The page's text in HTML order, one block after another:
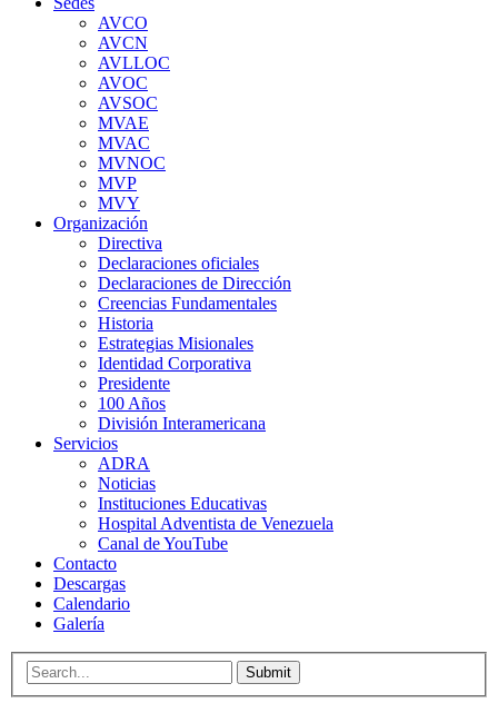
AVCO
AVCN
AVLLOC
AVOC
AVSOC
MVAE
MVAC
MVNOC
MVP
MVY
Organización
Directiva
Declaraciones oficiales
Declaraciones de Dirección
Creencias Fundamentales
Historia
Estrategias Misionales
Identidad Corporativa
Presidente
100 Años
División Interamericana
Servicios
ADRA
Noticias
Instituciones Educativas
Hospital Adventista de Venezuela
Canal de YouTube
Contacto
Descargas
Calendario
Galería
Submit